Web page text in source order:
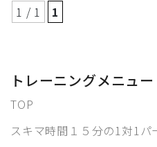
1 / 1 1
トレーニングメニュー
TOP
スキマ時間１５分の1対1パ